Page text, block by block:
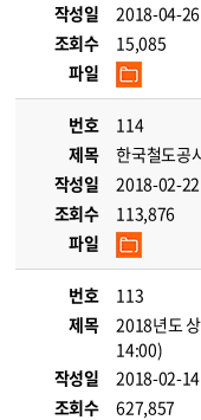
작성일
2018-04-26
조회수
15,085
파일
번호
114
제목
한국철도공
작성일
2018-02-22
조회수
113,876
파일
번호
113
제목
2018년도
14:00)
작성일
2018-02-14
조회수
627,857